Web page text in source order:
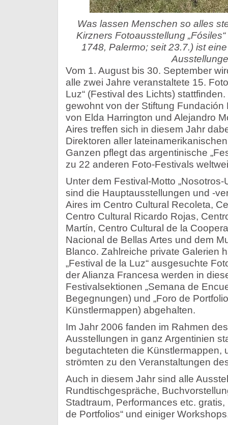
Was lassen Menschen so alles
Kirzners Fotoausstellung
1748, Palermo; seit 23.7.) ist
Vom 1. August bis 30. September
alle zwei Jahre veranstaltete 15.
Luz“ (Festival des Lichts)
gewohnt von der Stiftung Fundación
von Elda Harrington und Alejandro
Aires treffen sich in diesem Jahr
Direktoren aller
Ganzen pflegt das argentinische
zu 22 anderen Foto-Festivals
Unter dem Festival-Motto „Nosotros-
sind die Hauptausstellungen und -
Aires im Centro Cultural Recoleta,
Centro Cultural Ricardo Rojas,
Martín, Centro Cultural de la
Nacional de Bellas Artes und dem
Blanco. Zahlreiche private Galerien
„Festival de la Luz“ ausgesuchte
der Alianza Francesa werden in
Festivalsektionen „Semana de
Begegnungen) und „Foro de
Künstlermappen) abgehalten.
Im Jahr 2006 fanden im Rahmen
Ausstellungen in ganz Argentinien
begutachteten die Künstlermappen,
strömten zu den Veranstaltungen
Auch in diesem Jahr sind alle
Rundtischgespräche,
Stadtraum, Performances etc.
de Portfolios“ und einiger